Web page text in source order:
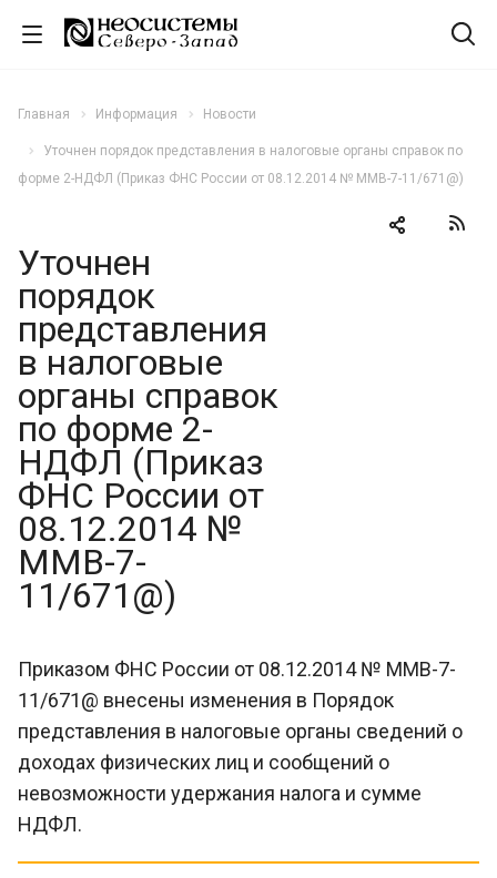
Главная Информация Новости
Уточнен порядок представления в налоговые органы справок по
форме 2-НДФЛ (Приказ ФНС России от 08.12.2014 № ММВ-7-11/671@)
Уточнен
порядок
представления
в налоговые
органы справок
по форме 2-
НДФЛ (Приказ
ФНС России от
08.12.2014 №
ММВ-7-
11/671@)
Приказом ФНС России от 08.12.2014 № ММВ-7-
11/671@ внесены изменения в Порядок
представления в налоговые органы сведений о
доходах физических лиц и сообщений о
невозможности удержания налога и сумме
НДФЛ.